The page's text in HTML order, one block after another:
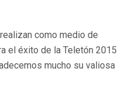
como medio de
el éxito de la Teletón 2015
mucho su valiosa